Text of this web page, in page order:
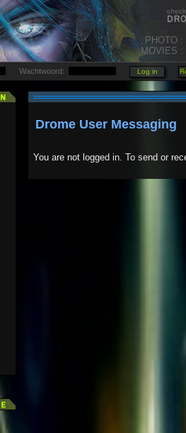
PHOTO :
MOVIES :
Wachtwoord:
Drome User Messaging
You are not logged in. To send or